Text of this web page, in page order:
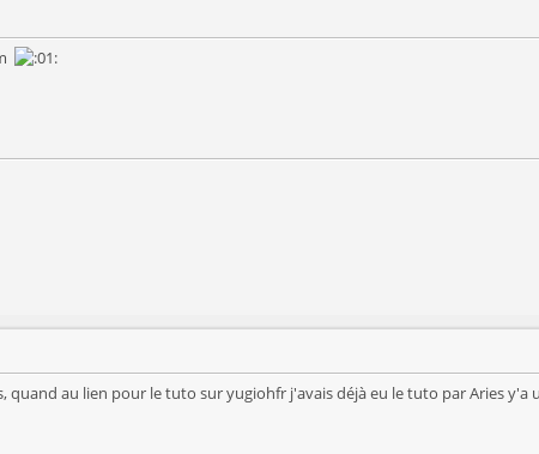
quand au lien pour le tuto sur yugiohfr j'avais déjà eu le tuto par Aries